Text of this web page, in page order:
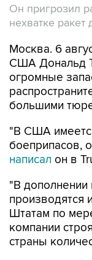
Он пригрозил
нехватке
Москва. 6
США Дональд
огромные
большими
"В США
боеприпасов,
написал он в
"В
производятся
Штатам по
компании
страны